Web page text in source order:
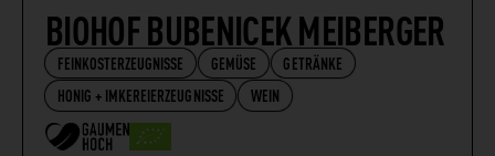
BIOHOF BUBENICEK MEIBERGER
FEINKOSTERZEUGNISSE GEMÜSE
GETRÄNKE
HONIG + IMKEREIERZEUGNISSE
WEIN